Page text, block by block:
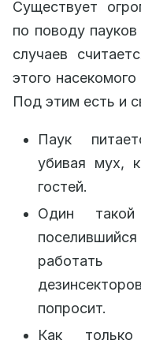
Существует
по поводу
случаев
этого
Под этим есть и
Паук
убивая мух,
гостей.
Один
попросит.
Как